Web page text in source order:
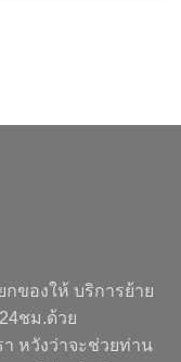
ของให้ บริการย้าย
ชม.ด้วย
หวังว่าจะช่วยท่าน